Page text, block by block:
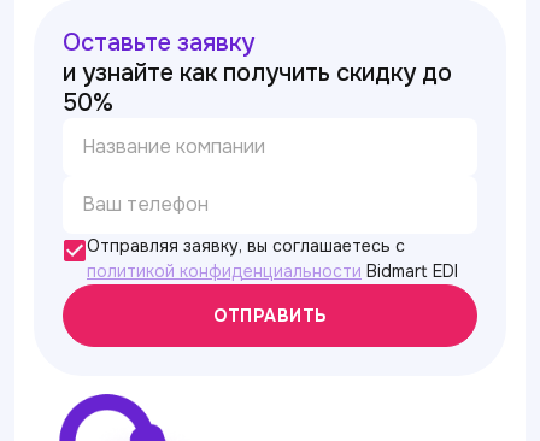
Оставьте заявку
и узнайте как получить скидку до
50%
Отправляя заявку, вы соглашаетесь с
политикой конфиденциальности Bidmart EDI
ОТПРАВИТЬ